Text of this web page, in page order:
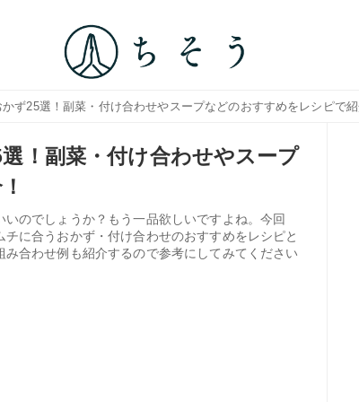
ず25選！副菜・付け合わせやスープなどのおすすめをレシピで
！副菜・付け合わせやスープ
のでしょうか？もう一品欲しいですよね。今回
に合うおかず・付け合わせのおすすめをレシピと
合わせ例も紹介するので参考にしてみてください